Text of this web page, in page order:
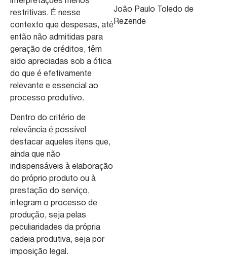
restritivas. É nesse
contexto que despesas, até
então não admitidas para
geração de créditos, têm
sido apreciadas sob a ótica
do que é efetivamente
relevante e essencial ao
processo produtivo.
Dentro do critério de
relevância é possível
destacar aqueles itens que,
ainda que não
indispensáveis à elaboração
do próprio produto ou à
prestação do serviço,
integram o processo de
produção, seja pelas
peculiaridades da própria
cadeia produtiva, seja por
imposição legal.
João Paulo Toledo de
Rezende